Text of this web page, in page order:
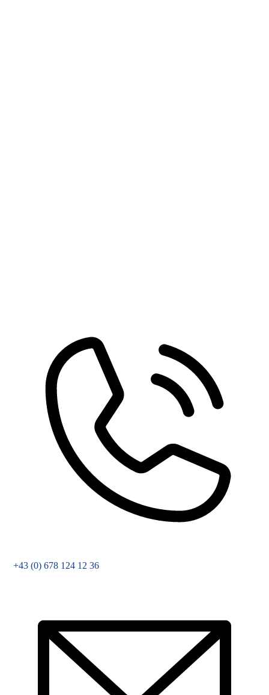
+43 (0) 678 124 12 36